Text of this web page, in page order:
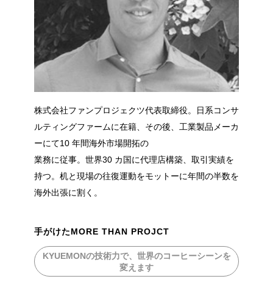
株式会社ファンプロジェクツ代表取締役。日系コンサ
ルティングファームに在籍、その後、工業製品メーカ
ーにて10 年間海外市場開拓の
業務に従事。世界30 カ国に代理店構築、取引実績を
持つ。机と現場の往復運動をモットーに年間の半数を
海外出張に割く。
手がけたMORE THAN PROJCT
KYUEMONの技術力で、世界のコーヒーシーンを
変えます